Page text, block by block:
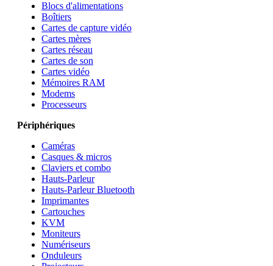
Blocs d'alimentations
Boîtiers
Cartes de capture vidéo
Cartes mères
Cartes réseau
Cartes de son
Cartes vidéo
Mémoires RAM
Modems
Processeurs
Périphériques
Caméras
Casques & micros
Claviers et combo
Hauts-Parleur
Hauts-Parleur Bluetooth
Imprimantes
Cartouches
KVM
Moniteurs
Numériseurs
Onduleurs